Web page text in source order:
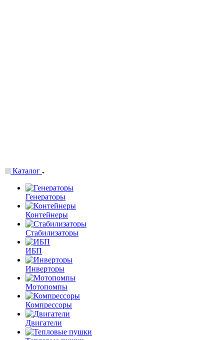
Каталог
Генераторы
Контейнеры
Стабилизаторы
ИБП
Инверторы
Мотопомпы
Компрессоры
Двигатели